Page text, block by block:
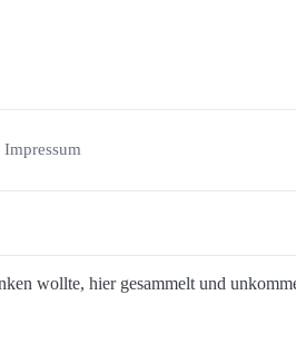
Impressum
wollte, hier gesammelt und